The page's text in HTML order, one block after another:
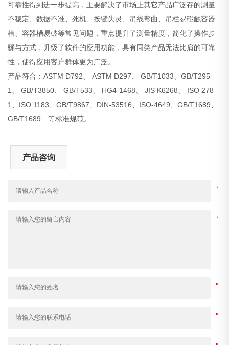
可靠性得到进一步提高，主要解决了市场上其它产品广泛存的测量
不稳定、数据不准、死机、按键失灵、吊线弯曲、吊栏易碰触容器
槽、容器槽易破等常见问题，重点提升了测量精度，简化了操作步
骤与方式，升级了软件的应用功能，具有同类产品无法比肩的可靠
性，使得应用客户群体更为广泛。
产品符合：ASTM D792、 ASTM D297、 GB/T1033、GB/T295
1、 GB/T3850、 GB/T533、 HG4-1468、 JIS K6268、 ISO 278
1、ISO 1183、GB/T9867、DIN-53516、ISO-4649、GB/T1689、
GB/T1689…等标准规范。
产品咨询